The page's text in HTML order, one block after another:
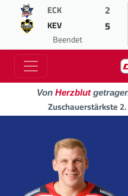
ECK 2
KEV 5
Beendet
Von Herzblut
Zuschauerstärkste